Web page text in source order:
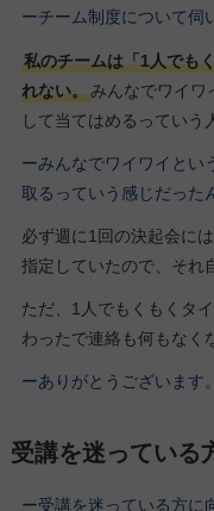
ーチーム制度について伺
私のチームは「1人でも
れない。みんなでワイワ
して当てはめるっていう
ーみんなでワイワイとい
取るっていう感じだった
必ず週に1回の決起会に
指定していたので、それ
ただ、1人でもくもくタ
わったで連絡も何もなく
ーありがとうございます。
受講を迷っている
ー受講を迷っている方に